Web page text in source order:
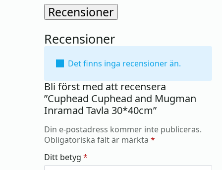
Recensioner
Recensioner
Det finns inga recensioner än.
Bli först med att recensera
”Cuphead Cuphead and Mugman
Inramad Tavla 30*40cm”
Din e-postadress kommer inte publiceras.
Obligatoriska fält är märkta *
Ditt betyg *